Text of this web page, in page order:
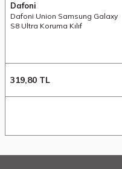
Dafoni
Dafoni Union Samsung Galaxy
S8 Ultra Koruma Kılıf
319,80 TL